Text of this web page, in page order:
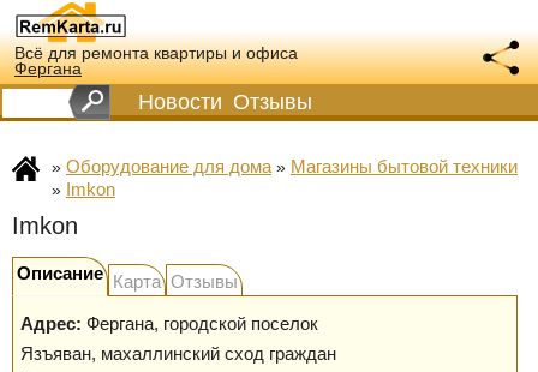
Всё для ремонта квартиры и офиса
Фергана
Новости Отзывы
» Оборудование для дома» Магазины бытовой техники
» Imkon
Imkon
Описание Карта Отзывы
Адрес: Фергана, городской поселок
Язъяван, махаллинский сход граждан